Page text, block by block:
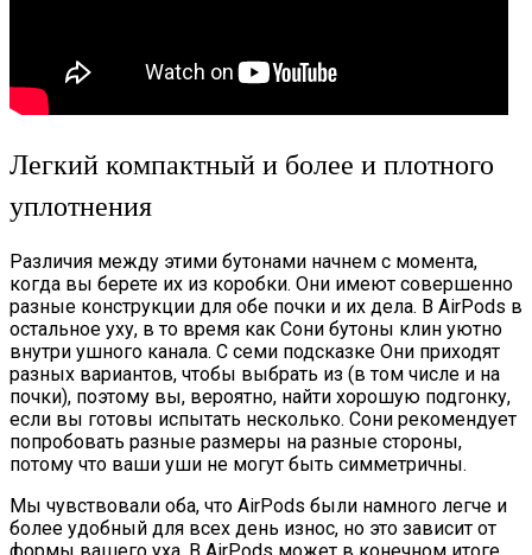
Легкий компактный и более и плотного
уплотнения
Различия между этими бутонами начнем с момента,
когда вы берете их из коробки. Они имеют совершенно
разные конструкции для обе почки и их дела. В AirPods в
остальное уху, в то время как Сони бутоны клин уютно
внутри ушного канала. С семи подсказке Они приходят
разных вариантов, чтобы выбрать из (в том числе и на
почки), поэтому вы, вероятно, найти хорошую подгонку,
если вы готовы испытать несколько. Сони рекомендует
попробовать разные размеры на разные стороны,
потому что ваши уши не могут быть симметричны.
Мы чувствовали оба, что AirPods были намного легче и
более удобный для всех день износ, но это зависит от
формы вашего уха. В AirPods может в конечном итоге